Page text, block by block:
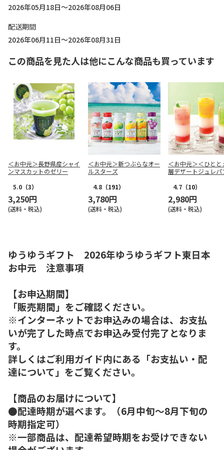
2026年05月18日～2026年08月06日
配送期間
2026年06月11日～2026年08月31日
この商品を見た人は他にこんな商品も買っています
＜お中元＞長野県産シャイ
ンマスカットのゼリー
5.0 （3）
3,250円
(送料・税込)
＜お中元＞新つぶらなオー
ルスターズ
4.8 （191）
3,780円
(送料・税込)
＜お中元＞＜ひとと
層デザートジュレパ
4.7 （10）
2,980円
(送料・税込)
ゆうゆうギフト 2026年ゆうゆうギフト東日本
お中元 注意事項
【お申込期間】
「販売期間」をご確認ください。
※インターネットでお申込みの場合は、お支払
いが完了した時点でお申込み受付完了となりま
す。
詳しくはご利用ガイド内にある「お支払い・配
達について」をご覧ください。
【商品のお届けについて】
●配達時期が選べます。（6月中旬～8月下旬の
時期指定可）
※一部商品は、配達希望時期をお受けできない